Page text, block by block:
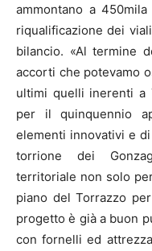
ammontano a
riqualificazione dei
bilancio. «Al termine
accorti che potevamo
ultimi quelli inerenti a
per il quinquennio
elementi innovativi e
torrione dei
territoriale non solo
piano del Torrazzo
progetto è già a buon
con fornelli ed